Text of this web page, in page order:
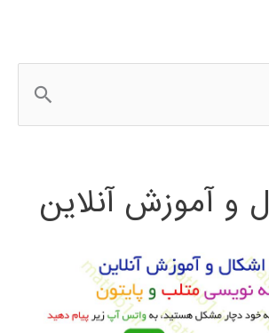
و آموزش آنلاین